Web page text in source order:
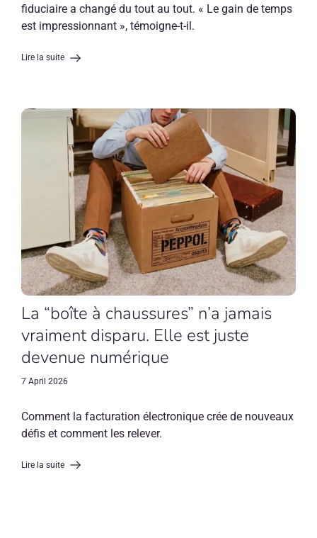
fiduciaire a changé du tout au tout. « Le gain de temps
est impressionnant », témoigne-t-il.
Lire la suite
La “boîte à chaussures” n’a jamais
vraiment disparu. Elle est juste
devenue numérique
7 April 2026
Comment la facturation électronique crée de nouveaux
défis et comment les relever.
Lire la suite